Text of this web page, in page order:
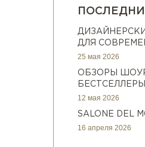
ДЛЯ
25 мая 2026
ОБЗОРЫ
12 мая 2026
SALONE DEL
16 апреля 2026